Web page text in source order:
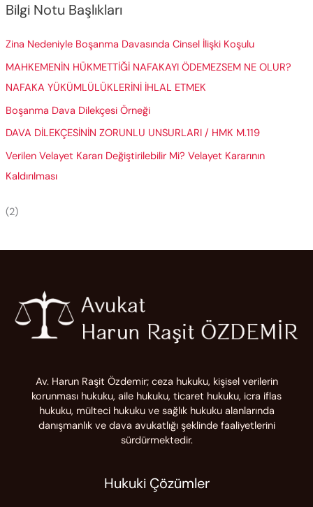
Bilgi Notu Başlıkları
Zina Nedeniyle Boşanma Davasında Cinsel İlişki Koşulu
MAHKEMENİN HÜKMETTİĞİ NAFAKAYI ÖDEMEZSEM NE OLUR?
NAFAKA YÜKÜMLÜLÜKLERİNİ İHLAL ETMEK
Boşanma Dava Dilekçesi Örneği
DAVA DİLEKÇESİNİN ZORUNLU UNSURLARI / HMK M.119
Verilen Velayet Kararı Değiştirilebilir Mi? Velayet Kararının
Kaldırılması
(2)
Av. Harun Raşit Özdemir; ceza hukuku, kişisel verilerin
korunması hukuku, aile hukuku, ticaret hukuku, icra iflas
hukuku, mülteci hukuku ve sağlık hukuku alanlarında
danışmanlık ve dava avukatlığı şeklinde faaliyetlerini
sürdürmektedir.
Hukuki Çözümler